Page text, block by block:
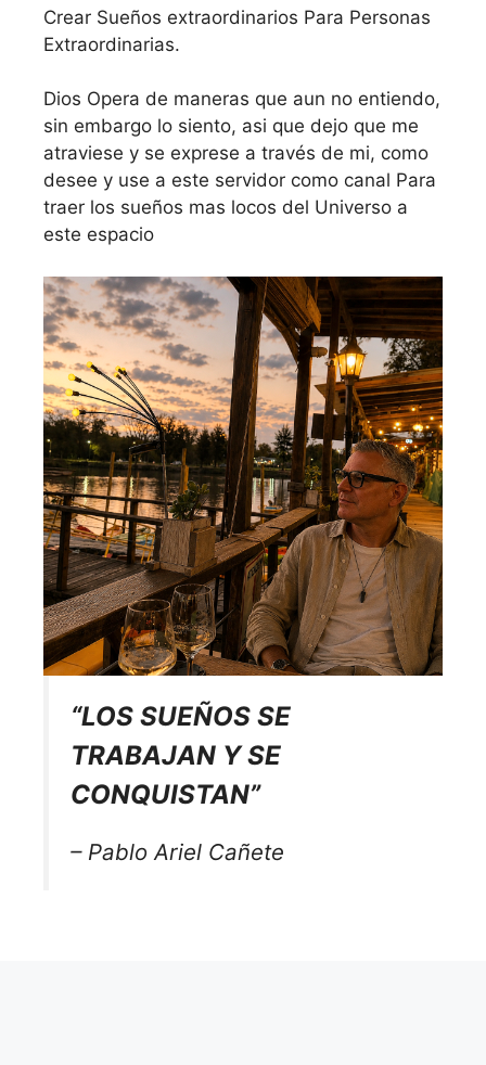
Crear Sueños extraordinarios Para Personas
Extraordinarias.
Dios Opera de maneras que aun no entiendo,
sin embargo lo siento, asi que dejo que me
atraviese y se exprese a través de mi, como
desee y use a este servidor como canal Para
traer los sueños mas locos del Universo a
este espacio
“LOS SUEÑOS SE
TRABAJAN Y SE
CONQUISTAN”
– Pablo Ariel Cañete